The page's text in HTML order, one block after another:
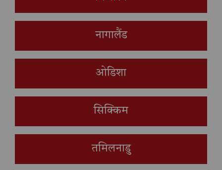
नागालैंड
ओडिशा
सिक्किम
तमिलनाडु